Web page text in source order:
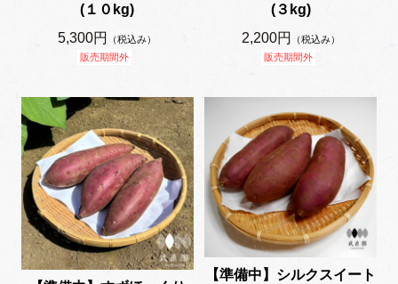
(１０kg)
5,300円
（税込み）
販売期間外
(３kg)
2,200円
（税込み）
販売期間外
【準備中】シルクスイート